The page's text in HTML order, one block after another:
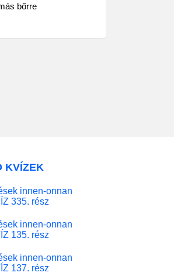
bőrre
KVÍZEK
innen-onnan
335. rész
innen-onnan
135. rész
innen-onnan
137. rész